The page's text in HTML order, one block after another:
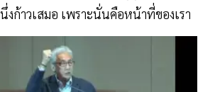
งก้าวเสมอ เพราะนั่นคือหน้าที่ของเรา